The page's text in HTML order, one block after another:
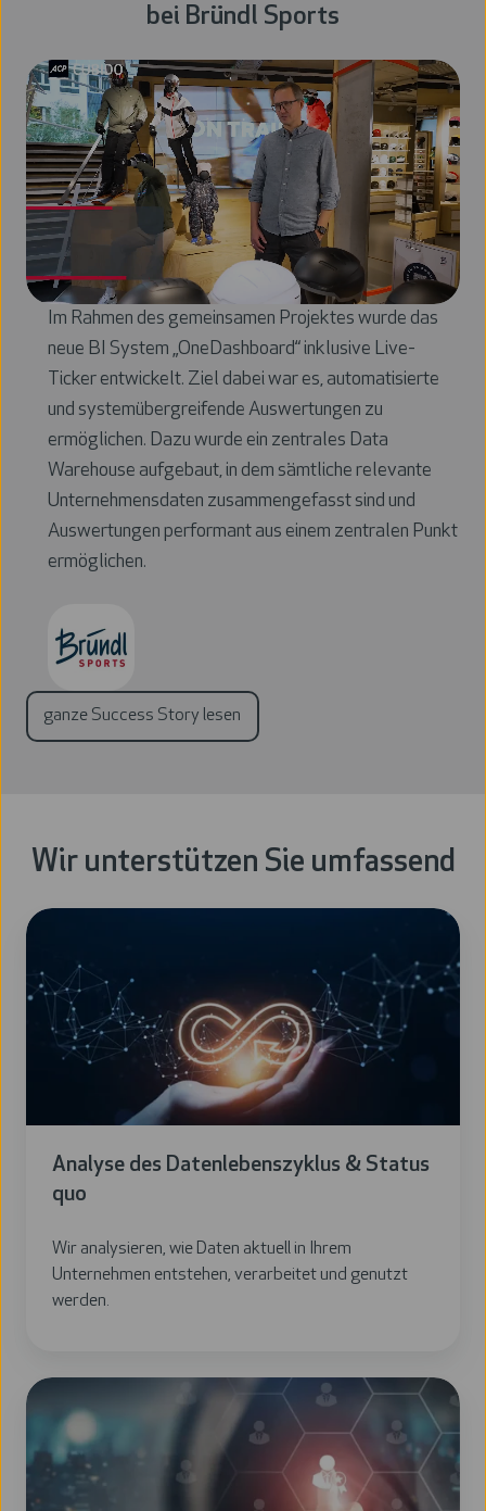
bei Bründl Sports
Im Rahmen des gemeinsamen Projektes wurde das
neue BI System „OneDashboard“ inklusive Live-
Ticker entwickelt. Ziel dabei war es, automatisierte
und systemübergreifende Auswertungen zu
ermöglichen. Dazu wurde ein zentrales Data
Warehouse aufgebaut, in dem sämtliche relevante
Unternehmensdaten zusammengefasst sind und
Auswertungen performant aus einem zentralen Punkt
ermöglichen.
ganze Success Story lesen
Wir unterstützen Sie umfassend
Analyse des Datenlebenszyklus & Status
quo
Wir analysieren, wie Daten aktuell in Ihrem
Unternehmen entstehen, verarbeitet und genutzt
werden.